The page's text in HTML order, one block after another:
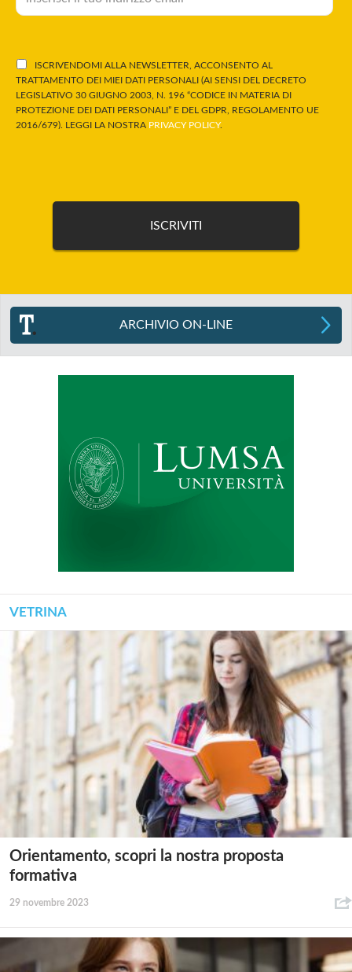
ISCRIVENDOMI ALLA NEWSLETTER, ACCONSENTO AL
TRATTAMENTO DEI MIEI DATI PERSONALI (AI SENSI DEL DECRETO
LEGISLATIVO 30 GIUGNO 2003, N. 196 “CODICE IN MATERIA DI
PROTEZIONE DEI DATI PERSONALI” E DEL GDPR, REGOLAMENTO UE
2016/679). LEGGI LA NOSTRA PRIVACY POLICY.
ARCHIVIO ON-LINE
VETRINA
Orientamento, scopri la nostra proposta
formativa
29 novembre 2023